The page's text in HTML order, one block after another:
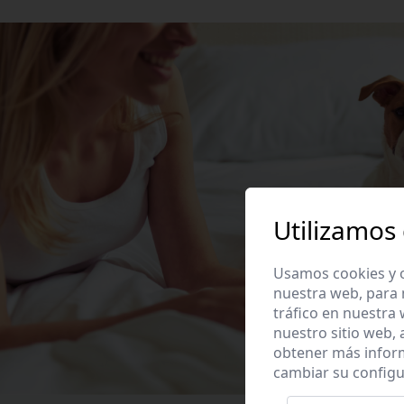
Utilizamos
Usamos cookies
nuestra web, para
tráfico en nuestra
nuestro sitio web,
obtener más
cambiar su